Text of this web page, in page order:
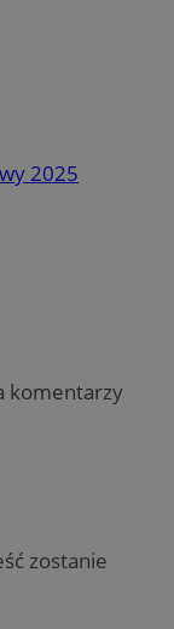
2025
komentarzy
zostanie